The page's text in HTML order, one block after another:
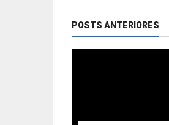
POSTS ANTERIORES